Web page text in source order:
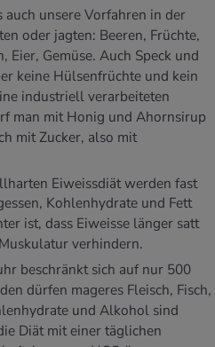
auch unsere Vorfahren in der
oder jagten: Beeren, Früchte,
Eier, Gemüse. Auch Speck und
keine Hülsenfrüchte und kein
indus­triell verarbeiteten
man mit Honig und Ahornsirup
mit Zucker, also mit
Eiweissdiät werden fast
Kohlenhydrate und Fett
ist, dass Eiweisse länger satt
verhindern.
beschränkt sich auf nur 500
dürfen mageres Fleisch, Fisch,
und Alkohol sind
Diät mit einer täglichen